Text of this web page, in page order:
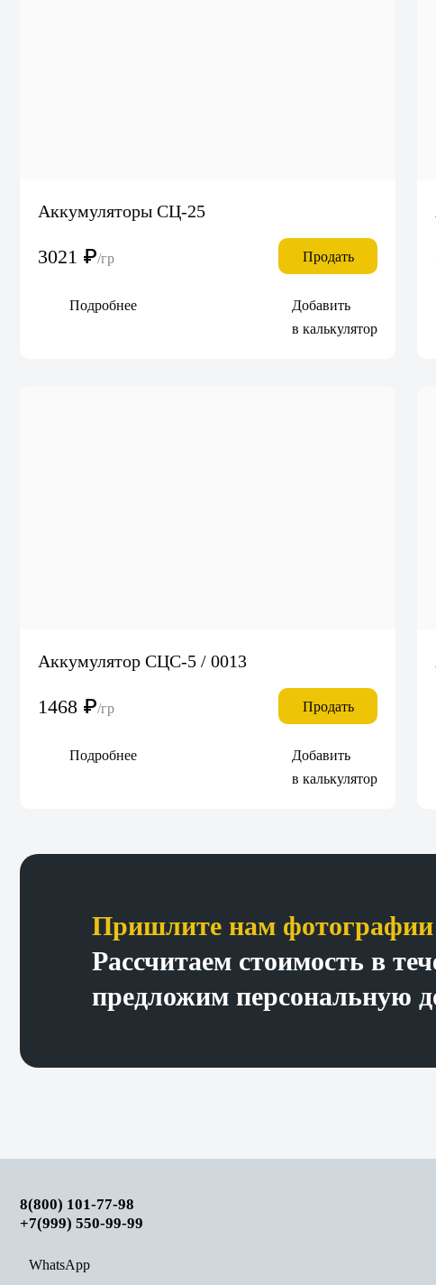
Аккумуляторы СЦ-25
3021 ₽/гр Продать
Подробнее
Добавить
в калькулятор
Аккумулятор СЦС-5 / 0013
1468 ₽/гр Продать
Подробнее
Добавить
в калькулятор
Пришлите нам фотографии
Рассчитаем стоимость в
предложим персональную
8(800) 101-77-98
+7(999) 550-99-99
WhatsApp